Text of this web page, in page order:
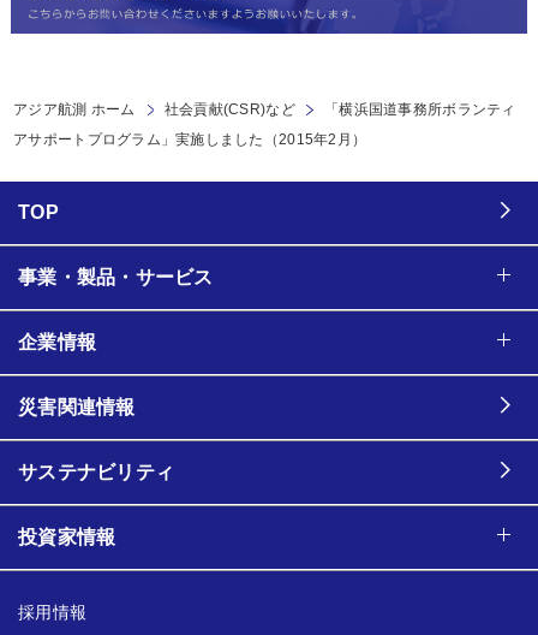
アジア航測 ホーム 社会貢献(CSR)など
「横浜国道事務所ボランティ
アサポートプログラム」実施しました（2015年2月）
TOP
事業・製品・サービス
企業情報
災害関連情報
サステナビリティ
投資家情報
採用情報